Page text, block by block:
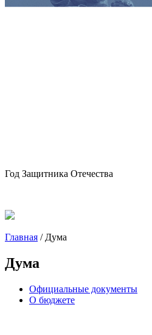
Год Защитника Отечества
Главная / Дума
Дума
Официальные документы
О бюджете